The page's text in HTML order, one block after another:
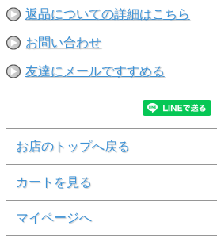
返品についての詳細はこちら
お問い合わせ
友達にメールですすめる
お店のトップへ戻る
カートを見る
マイページへ